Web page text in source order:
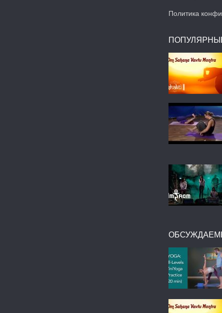
Политика